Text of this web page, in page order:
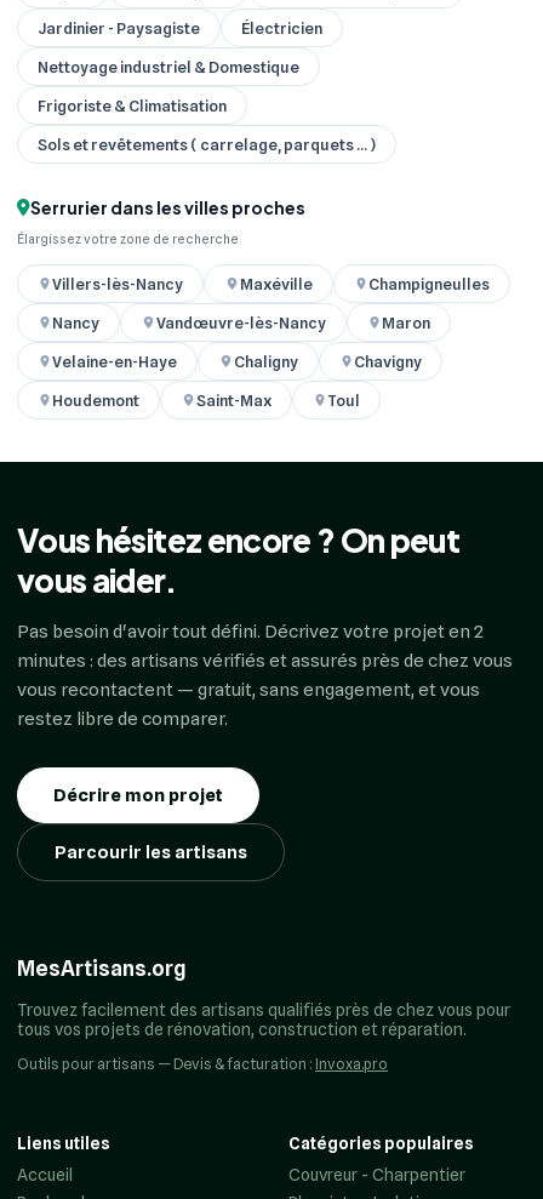
Jardinier - Paysagiste
Électricien
Nettoyage industriel & Domestique
Frigoriste & Climatisation
Sols et revêtements ( carrelage, parquets ... )
Serrurier dans les villes proches
Élargissez votre zone de recherche
Villers-lès-Nancy Maxéville
Champigneulles
Nancy
Vandœuvre-lès-Nancy
Maron
Velaine-en-Haye
Chaligny
Chavigny
Houdemont
Saint-Max Toul
Vous hésitez encore ? On peut
vous aider.
Pas besoin d'avoir tout défini. Décrivez votre projet en 2
minutes : des artisans vérifiés et assurés près de chez vous
vous recontactent — gratuit, sans engagement, et vous
restez libre de comparer.
Décrire mon projet
Parcourir les artisans
MesArtisans.org
Trouvez facilement des artisans qualifiés près de chez vous pour
tous vos projets de rénovation, construction et réparation.
Outils pour artisans — Devis & facturation : Invoxa.pro
Liens utiles
Accueil
Catégories populaires
Couvreur - Charpentier